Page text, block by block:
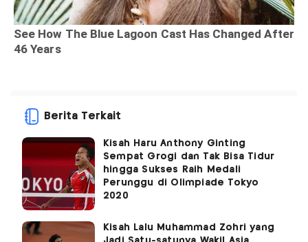
Berita Terkait
Kisah Haru Anthony Ginting
Sempat Grogi dan Tak Bisa Tidur
hingga Sukses Raih Medali
Perunggu di Olimpiade Tokyo
2020
Kisah Lalu Muhammad Zohri yang